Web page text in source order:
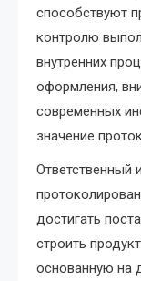
способствуют
контролю
внутренних
оформления,
современных
значение
Ответственный
достигать
строить
основанную на